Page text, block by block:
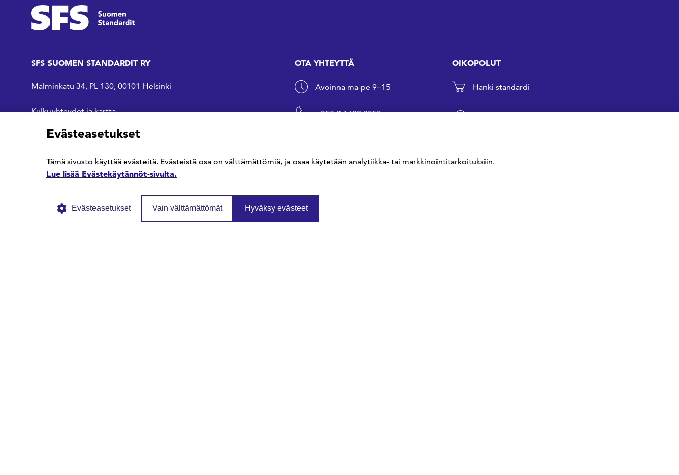
SFS SUOMEN STANDARDIT RY
Malminkatu 34, PL 130, 00101 Helsinki
Kulkuyhteydet ja kartta
SFS Facebookissa
SFS Linkedinissä
SFS Youtubessa
OTA YHTEYTTÄ
Avoinna ma-pe 9−15
+358 9 1499 3353
OIKOPOLUT
Hanki standardi
© SFS ry Tietosuojaseloste Evästekäytännöt
Evästeasetukset
Tämä sivusto käyttää evästeitä. Evästeistä osa on välttämättömiä, ja osaa käytetään analytiikka- tai markkinointitarkoituksiin.
Lue lisää Evästekäytännöt-sivulta.
Evästeasetukset Vain välttämättömät Hyväksy evästeet